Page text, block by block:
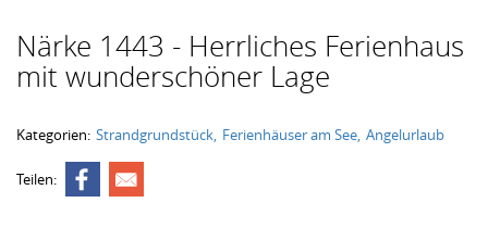
Närke 1443 - Herrliches Ferienhaus
mit wunderschöner Lage
Kategorien: Strandgrundstück Ferienhäuser am See Angelurlaub
Teilen: